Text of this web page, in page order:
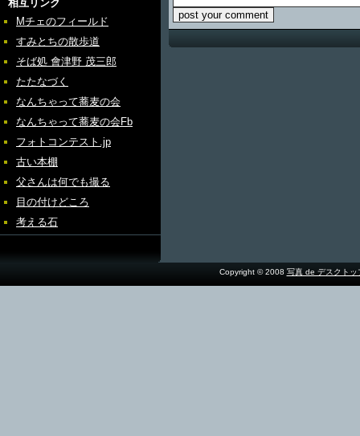
相互リンク
Mチェのフィールド
すみとちの散歩道
そば処 會津野 茂三郎
たたなづく
なんちゃって蕎麦の会
なんちゃって蕎麦の会Fb
フォトコンテスト.jp
古い本棚
父さんは何でも撮る
目の付けどころ
考える石
Copyright © 2008 写真 de デスクトッ